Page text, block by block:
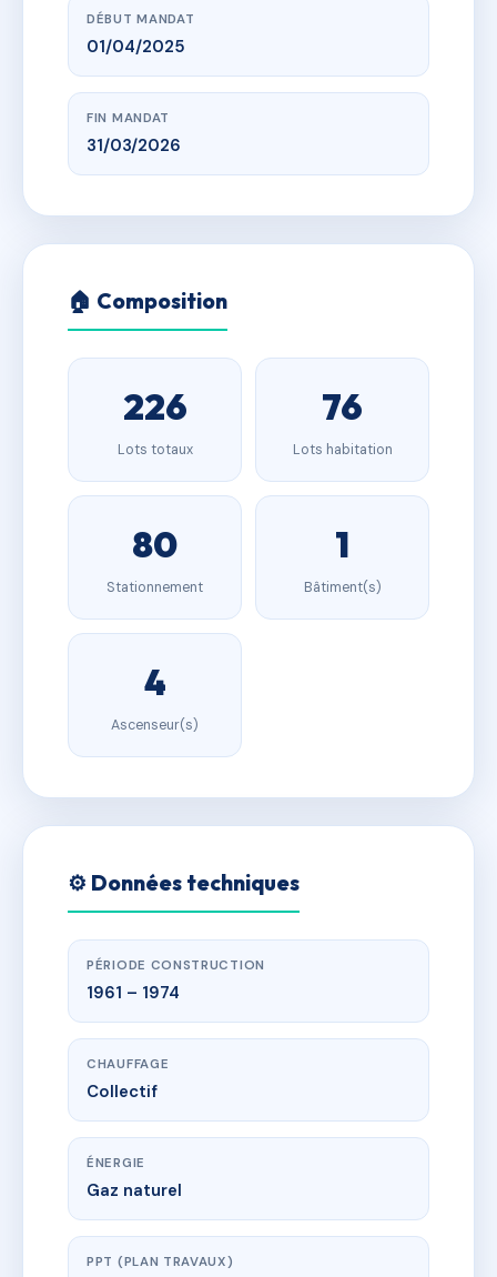
DÉBUT MANDAT
01/04/2025
FIN MANDAT
31/03/2026
🏠 Composition
226
Lots totaux
76
Lots habitation
80
Stationnement
1
Bâtiment(s)
4
Ascenseur(s)
⚙️ Données techniques
PÉRIODE CONSTRUCTION
1961 – 1974
CHAUFFAGE
Collectif
ÉNERGIE
Gaz naturel
PPT (PLAN TRAVAUX)